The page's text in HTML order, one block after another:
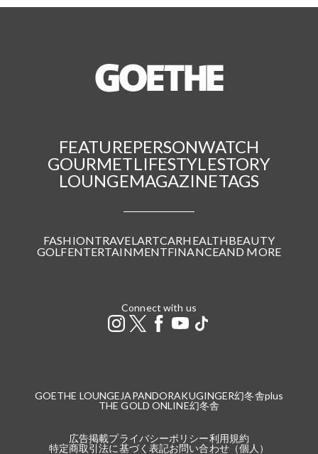
FEATUREPERSONWATCH
GOURMETLIFESTYLESTORY
LOUNGEMAGAZINETAGS
FASHIONTRAVEL ARTCARHEALTHBEAUTY
GOLFENTERTAINMENTFINANCEAND MORE
Connect with us
GOETHE LOUNGE JAPANDORAKUGINGER幻冬舎plus
THE GOLD ONLINE幻冬舎
広告掲載プライバシーポリシー利用規約
特定商取引法に基づく表記お問い合わせ（個人）